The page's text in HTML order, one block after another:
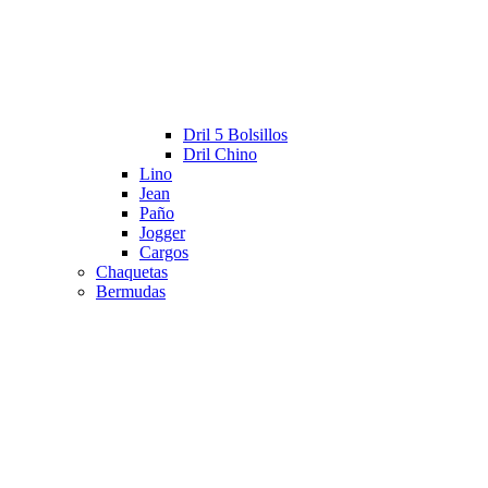
Dril 5 Bolsillos
Dril Chino
Lino
Jean
Paño
Jogger
Cargos
Chaquetas
Bermudas